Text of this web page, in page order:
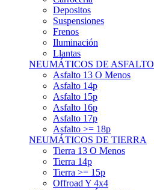
Depositos
Suspensiones
Frenos
Iluminación
Llantas
NEUMÁTICOS DE ASFALTO
Asfalto 13 O Menos
Asfalto 14p
Asfalto 15p
Asfalto 16p
Asfalto 17p
Asfalto >= 18p
NEUMÁTICOS DE TIERRA
Tierra 13 O Menos
Tierra 14p
Tierra >= 15p
Offroad Y 4x4